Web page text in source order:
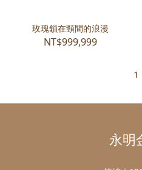
玫瑰鎖在頸間的浪漫
NT$999,999
1
永明